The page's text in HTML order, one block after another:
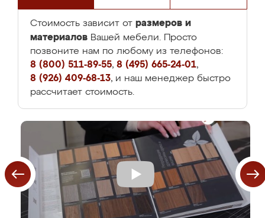
Стоимость зависит от размеров и
материалов Вашей мебели. Просто
позвоните нам по любому из телефонов:
8 (800) 511-89-55, 8 (495) 665-24-01,
8 (926) 409-68-13, и наш менеджер быстро
рассчитает стоимость.